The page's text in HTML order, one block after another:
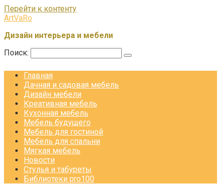
Перейти к контенту
ArtVaRo
Дизайн интерьера и мебели
Поиск:
Главная
Дачная и садовая мебель
Дизайн мебели
Креативная мебель
Кухонная мебель
Мебель будущего
Мебель для гостиной
Мебель для спальни
Мягкая мебель
Новости
Стулья и табуреты
Библиотеки pro100